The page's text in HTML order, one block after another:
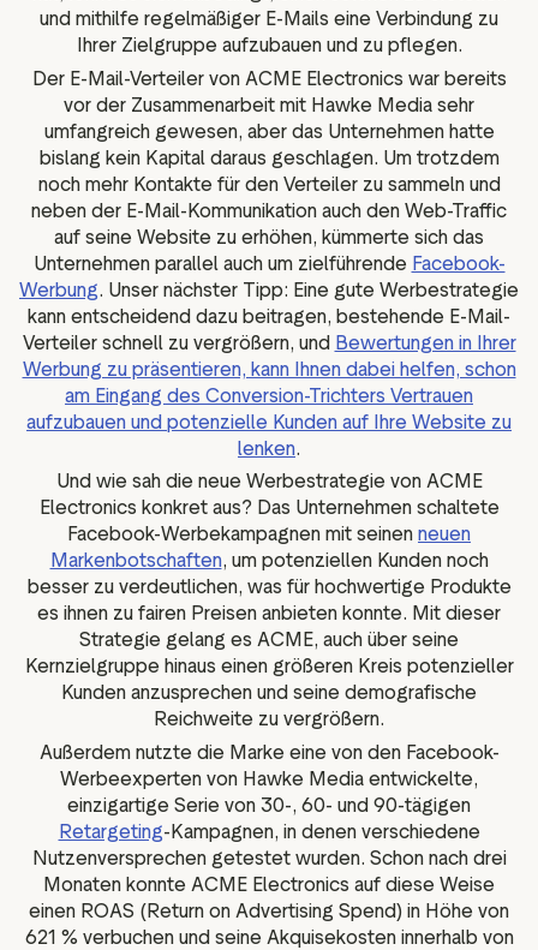
und mithilfe regelmäßiger E-Mails eine Verbindung zu
Ihrer Zielgruppe aufzubauen und zu pflegen.
Der E-Mail-Verteiler von ACME Electronics war bereits
vor der Zusammenarbeit mit Hawke Media sehr
umfangreich gewesen, aber das Unternehmen hatte
bislang kein Kapital daraus geschlagen. Um trotzdem
noch mehr Kontakte für den Verteiler zu sammeln und
neben der E-Mail-Kommunikation auch den Web-Traffic
auf seine Website zu erhöhen, kümmerte sich das
Unternehmen parallel auch um zielführende Facebook-
Werbung. Unser nächster Tipp: Eine gute Werbestrategie
kann entscheidend dazu beitragen, bestehende E-Mail-
Verteiler schnell zu vergrößern, und Bewertungen in Ihrer
Werbung zu präsentieren, kann Ihnen dabei helfen, schon
am Eingang des Conversion-Trichters Vertrauen
aufzubauen und potenzielle Kunden auf Ihre Website zu
lenken.
Und wie sah die neue Werbestrategie von ACME
Electronics konkret aus? Das Unternehmen schaltete
Facebook-Werbekampagnen mit seinen neuen
Markenbotschaften, um potenziellen Kunden noch
besser zu verdeutlichen, was für hochwertige Produkte
es ihnen zu fairen Preisen anbieten konnte. Mit dieser
Strategie gelang es ACME, auch über seine
Kernzielgruppe hinaus einen größeren Kreis potenzieller
Kunden anzusprechen und seine demografische
Reichweite zu vergrößern.
Außerdem nutzte die Marke eine von den Facebook-
Werbeexperten von Hawke Media entwickelte,
einzigartige Serie von 30-, 60- und 90-tägigen
Retargeting-Kampagnen, in denen verschiedene
Nutzenversprechen getestet wurden. Schon nach drei
Monaten konnte ACME Electronics auf diese Weise
einen ROAS (Return on Advertising Spend) in Höhe von
621 % verbuchen und seine Akquisekosten innerhalb von